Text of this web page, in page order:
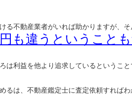
る不動産業者がいれば助かりますが、
も違うということ
は利益を他より追求しているというこ
るは、不動産鑑定士に査定依頼すれば